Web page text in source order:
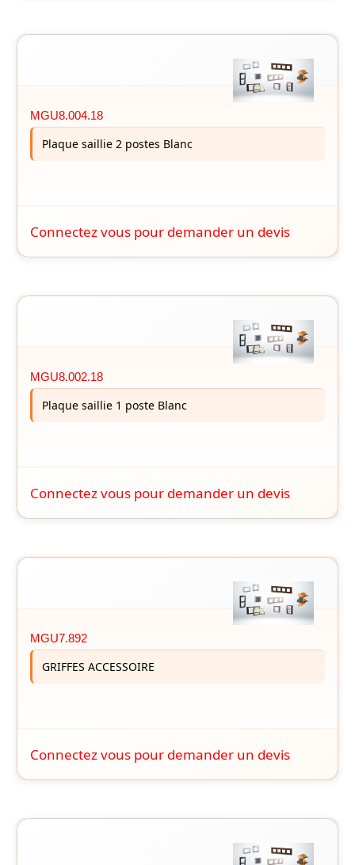
MGU8.004.18
Plaque saillie 2 postes Blanc
Connectez vous pour demander un devis
MGU8.002.18
Plaque saillie 1 poste Blanc
Connectez vous pour demander un devis
MGU7.892
GRIFFES ACCESSOIRE
Connectez vous pour demander un devis